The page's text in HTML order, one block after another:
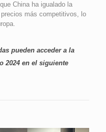
China ha igualado la
más competitivos, lo
pueden acceder a la
2024 en el siguiente